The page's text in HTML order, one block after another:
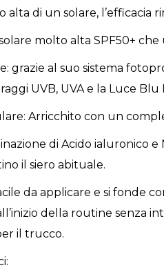
alta di un solare,
molto alta SPF50+
grazie al suo sistema
UVB, UVA e la Luce Blu
Arricchito con un
di Acido ialuronico
il siero abituale.
da applicare e si fonde
della routine senza
il trucco.